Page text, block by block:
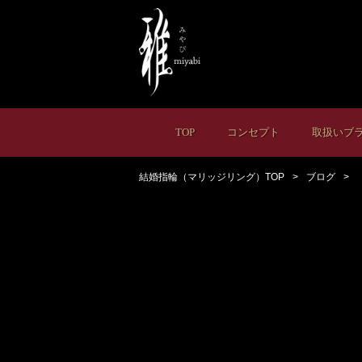
TOP コンセプト 取扱いブ
結婚指輪（マリッジリング）TOP ブログ